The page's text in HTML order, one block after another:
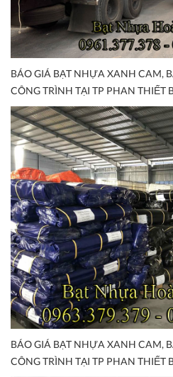
BÁO GIÁ BẠT NHỰA XANH CAM,
CÔNG TRÌNH TẠI TP PHAN THIẾT
BÁO GIÁ BẠT NHỰA XANH CAM,
CÔNG TRÌNH TẠI TP PHAN THIẾT